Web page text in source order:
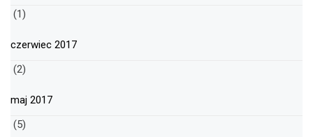
(1)
czerwiec 2017
(2)
maj 2017
(5)